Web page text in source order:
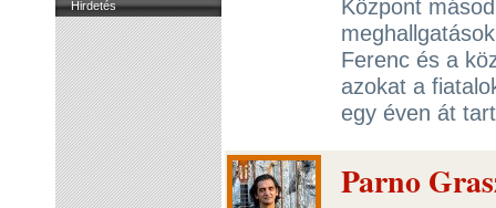
Hirdetés
Központ
Ferenc és a
azokat a
egy éven át
Parno